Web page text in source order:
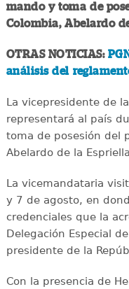
mando y toma de
Colombia, Abelardo
OTRAS NOTICIAS:
análisis del
La vicepresidente de
representará al país
toma de posesión del
Abelardo de la
La vicemandataria
y 7 de agosto, en
credenciales que la
Delegación Especial
presidente de la
Con la presencia de